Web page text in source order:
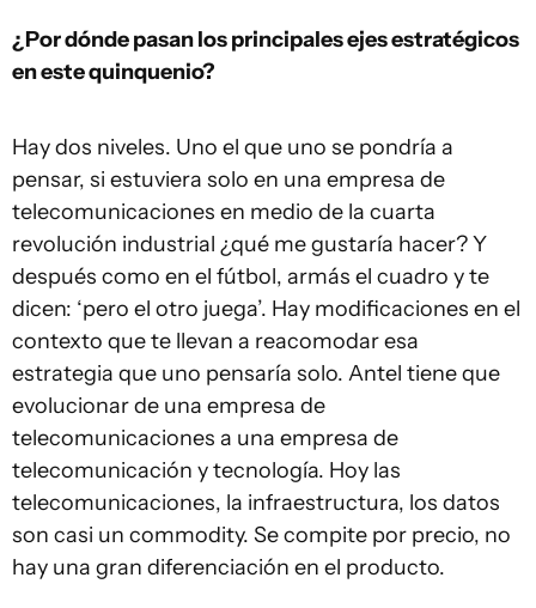
¿Por dónde pasan los principales ejes estratégicos
en este quinquenio?
Hay dos niveles. Uno el que uno se pondría a
pensar, si estuviera solo en una empresa de
telecomunicaciones en medio de la cuarta
revolución industrial ¿qué me gustaría hacer? Y
después como en el fútbol, armás el cuadro y te
dicen: ‘pero el otro juega’. Hay modificaciones en el
contexto que te llevan a reacomodar esa
estrategia que uno pensaría solo. Antel tiene que
evolucionar de una empresa de
telecomunicaciones a una empresa de
telecomunicación y tecnología. Hoy las
telecomunicaciones, la infraestructura, los datos
son casi un commodity. Se compite por precio, no
hay una gran diferenciación en el producto.